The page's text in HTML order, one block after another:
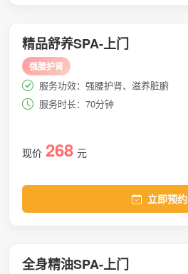
精品舒养SPA-上门
强腰护肾
服务功效：强腰护肾、滋养脏腑
服务时长：70分钟
现价 268 元
立即预约
全身精油SPA-上门